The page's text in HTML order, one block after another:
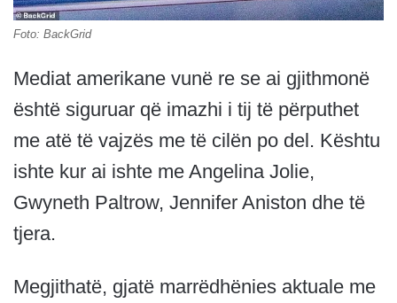
Foto: BackGrid
Mediat amerikane vunë re se ai gjithmonë
është siguruar që imazhi i tij të përputhet
me atë të vajzës me të cilën po del. Kështu
ishte kur ai ishte me Angelina Jolie,
Gwyneth Paltrow, Jennifer Aniston dhe të
tjera.
Megjithatë, gjatë marrëdhënies aktuale me